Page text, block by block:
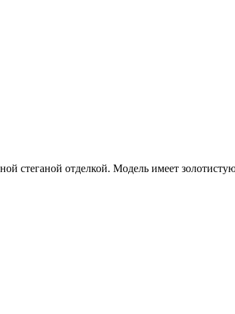
стеганой отделкой. Модель имеет